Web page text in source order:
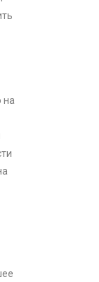
на